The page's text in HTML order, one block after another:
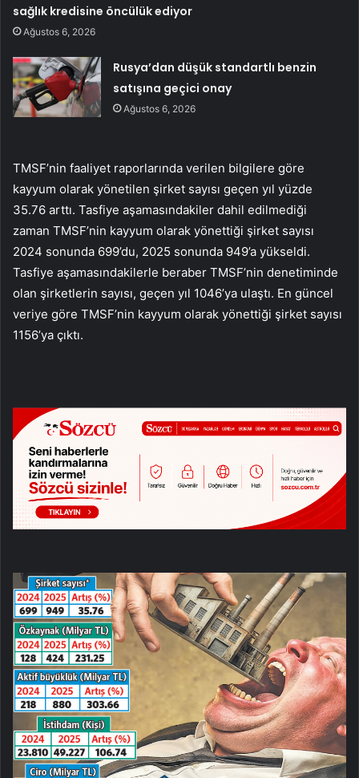
sağlık kredisine öncülük ediyor
Ağustos 6, 2026
Rusya’dan düşük standartlı benzin
satışına geçici onay
Ağustos 6, 2026
TMSF’nin faaliyet raporlarında verilen bilgilere göre
kayyum olarak yönetilen şirket sayısı geçen yıl yüzde
35.76 arttı. Tasfiye aşamasındakiler dahil edilmediği
zaman TMSF’nin kayyum olarak yönettiği şirket sayısı
2024 sonunda 699’du, 2025 sonunda 949’a yükseldi.
Tasfiye aşamasındakilerle beraber TMSF’nin denetiminde
olan şirketlerin sayısı, geçen yıl 1046’ya ulaştı. En güncel
veriye göre TMSF’nin kayyum olarak yönettiği şirket sayısı
1156’ya çıktı.